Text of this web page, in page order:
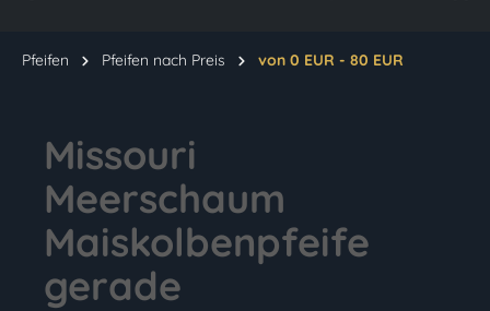
Pfeifen Pfeifen nach Preis von 0 EUR - 80 EUR
Missouri
Meerschaum
Maiskolbenpfeife
gerade